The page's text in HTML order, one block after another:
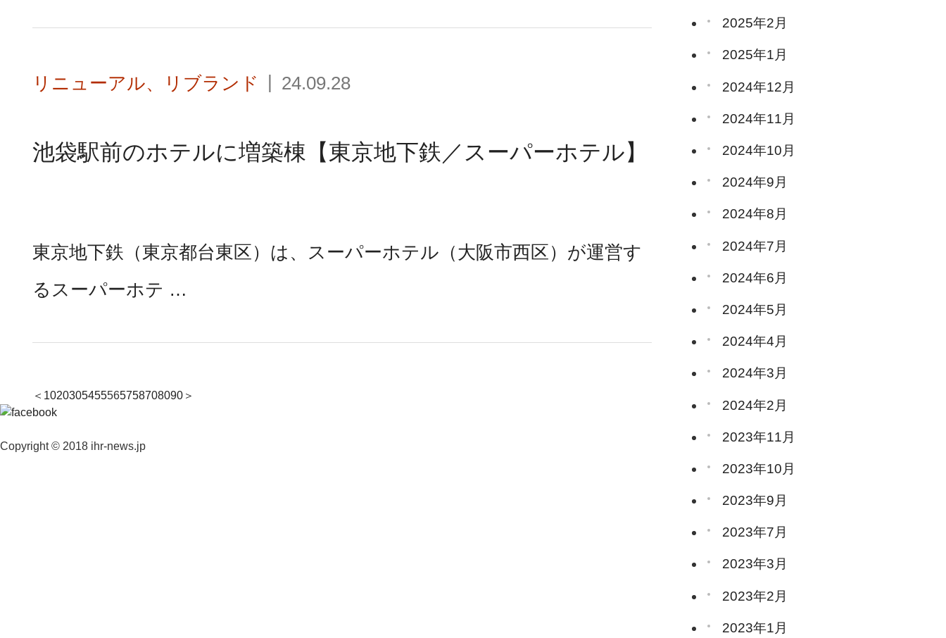
リニューアル、リブランド 24.09.28
池袋駅前のホテルに増築棟【東京地下鉄／スーパーホテル】
東京地下鉄（東京都台東区）は、スーパーホテル（大阪市西区）が運営す
るスーパーホテ …
＜ 1020305455565758708090＞
2025年2月
2025年1月
2024年12月
2024年11月
2024年10月
2024年9月
2024年8月
2024年7月
2024年6月
2024年5月
2024年4月
2024年3月
2024年2月
2023年11月
2023年10月
2023年9月
2023年7月
2023年3月
2023年2月
2023年1月
Copyright © 2018 ihr-news.jp